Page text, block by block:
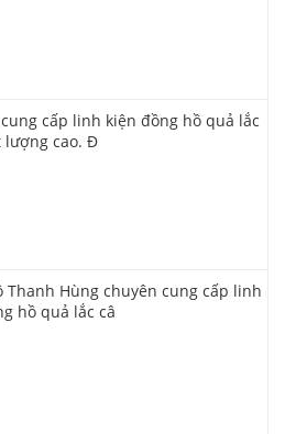
cấp linh kiện đồng hồ quả lắc
lượng cao. Đ
Thanh Hùng chuyên cung cấp linh
hồ quả lắc câ